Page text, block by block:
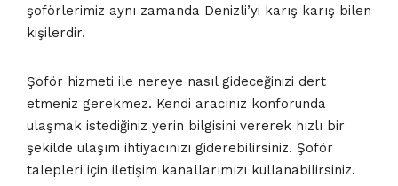
şoförlerimiz aynı zamanda Denizli’yi karış karış bilen
kişilerdir.
Şoför hizmeti ile nereye nasıl gideceğinizi dert
etmeniz gerekmez. Kendi aracınız konforunda
ulaşmak istediğiniz yerin bilgisini vererek hızlı bir
şekilde ulaşım ihtiyacınızı giderebilirsiniz. Şoför
talepleri için iletişim kanallarımızı kullanabilirsiniz.